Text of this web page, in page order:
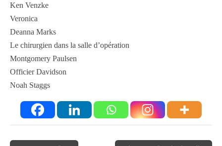
Ken Venzke
Veronica
Deanna Marks
Le chirurgien dans la salle d’opération
Montgomery Paulsen
Officier Davidson
Noah Staggs